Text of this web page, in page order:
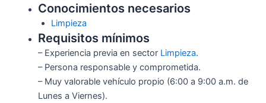
Conocimientos necesarios
Limpieza
Requisitos mínimos
– Experiencia previa en sector Limpieza.
– Persona responsable y comprometida.
– Muy valorable vehículo propio (6:00 a 9:00 a.m. de
Lunes a Viernes).